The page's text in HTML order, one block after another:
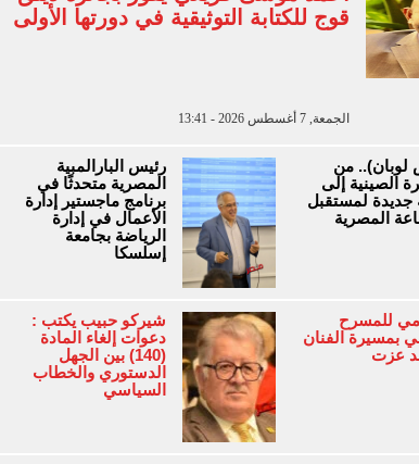
قوج للكتابة التوثيقية في دورتها الأولى
الجمعة, 7 أغسطس 2026 - 13:41
من
الصينية إلى
جديدة لمستقبل
المصرية
رئيس البارالمبية
المصرية متحدثًا في
برنامج ماجستير إدارة
الأعمال في إدارة
الرياضة بجامعة
إسلسكا
للمسرح
بمسيرة الفنان
عزت
شيركو حبيب يكتب :
دعوات إلغاء المادة
(140) بين الجهل
الدستوري والخطاب
السياسي